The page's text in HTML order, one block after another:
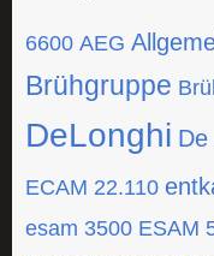
6600 AEG
Brühgruppe
DeLonghi De
ECAM 22.110
esam 3500 ESAM